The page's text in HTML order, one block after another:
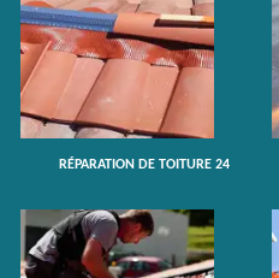
RÉPARATION DE TOITURE 24